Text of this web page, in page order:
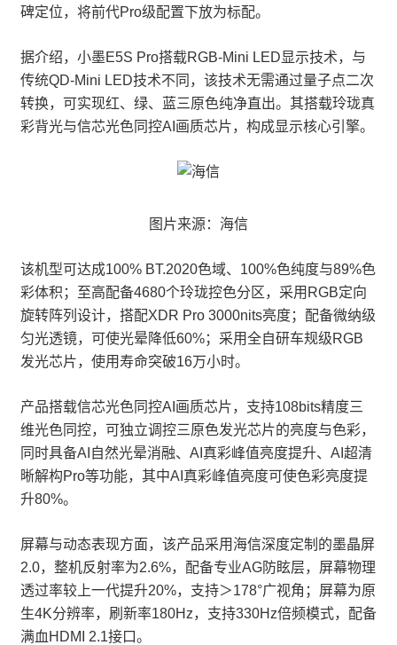
碑定位，将前代Pro级配置下放为标配。
据介绍，小墨E5S Pro搭载RGB-Mini LED显示技术，与
传统QD-Mini LED技术不同，该技术无需通过量子点二次
转换，可实现红、绿、蓝三原色纯净直出。其搭载玲珑真
彩背光与信芯光色同控AI画质芯片，构成显示核心引擎。
图片来源：海信
该机型可达成100% BT.2020色域、100%色纯度与89%色
彩体积；至高配备4680个玲珑控色分区，采用RGB定向
旋转阵列设计，搭配XDR Pro 3000nits亮度；配备微纳级
匀光透镜，可使光晕降低60%；采用全自研车规级RGB
发光芯片，使用寿命突破16万小时。
产品搭载信芯光色同控AI画质芯片，支持108bits精度三
维光色同控，可独立调控三原色发光芯片的亮度与色彩，
同时具备AI自然光晕消融、AI真彩峰值亮度提升、AI超清
晰解构Pro等功能，其中AI真彩峰值亮度可使色彩亮度提
升80%。
屏幕与动态表现方面，该产品采用海信深度定制的墨晶屏
2.0，整机反射率为2.6%，配备专业AG防眩层，屏幕物理
透过率较上一代提升20%，支持＞178°广视角；屏幕为原
生4K分辨率，刷新率180Hz，支持330Hz倍频模式，配备
满血HDMI 2.1接口。